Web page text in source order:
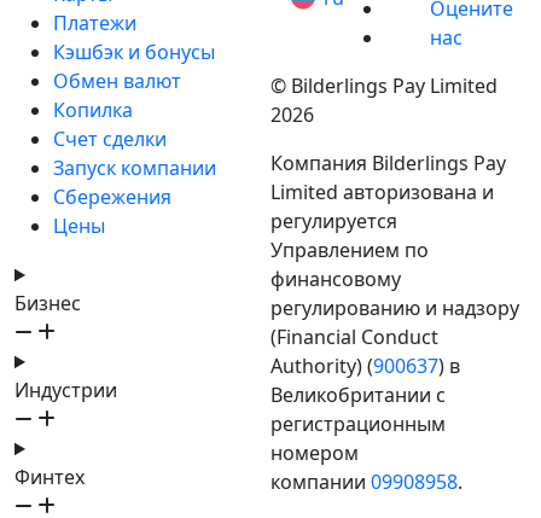
Платежи
Кэшбэк и бонусы
Обмен валют
Копилка
Счет сделки
Запуск компании
Сбережения
Цены
Бизнес
Индустрии
Финтех
Оцените
нас
© Bilderlings Pay Limited
2026
Компания Bilderlings Pay
Limited авторизована и
регулируется
Управлением по
финансовому
регулированию и надзору
(Financial Conduct
Authority) (900637) в
Великобритании с
регистрационным
номером
компании 09908958.